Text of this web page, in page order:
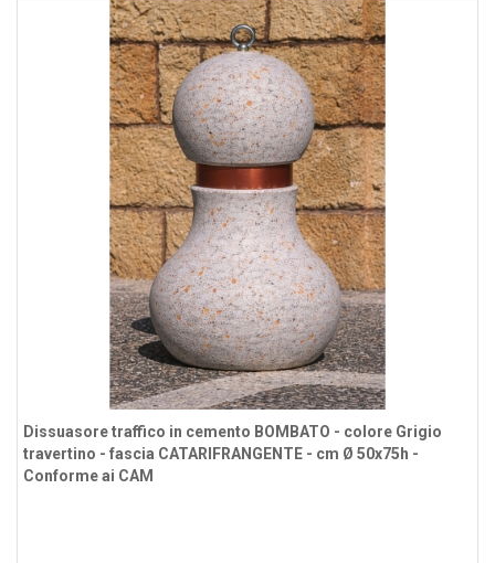
Dissuasore traffico in cemento BOMBATO - colore Grigio
travertino - fascia CATARIFRANGENTE - cm Ø 50x75h -
Conforme ai CAM